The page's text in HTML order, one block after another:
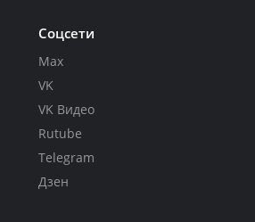
Соцсети
Max
VK
VK Видео
Rutube
Telegram
Дзен